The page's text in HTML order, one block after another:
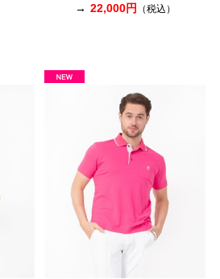
22,000円 （税込）